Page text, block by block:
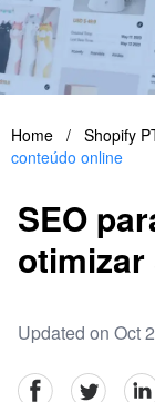
Home / Shopify
conteúdo online
SEO
Updated on Oct
facebookTwitter